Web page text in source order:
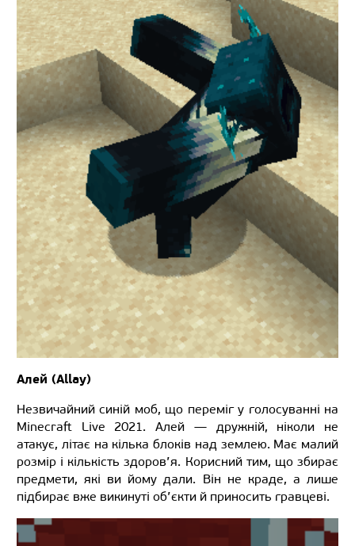
Алей (Allay)
Незвичайний синій моб, що переміг у голосуванні на
Minecraft Live 2021. Алей — дружній, ніколи не
атакує, літає на кілька блоків над землею. Має малий
розмір і кількість здоров’я. Корисний тим, що збирає
предмети, які ви йому дали. Він не краде, а лише
підбирає вже викинуті об’єкти й приносить гравцеві.